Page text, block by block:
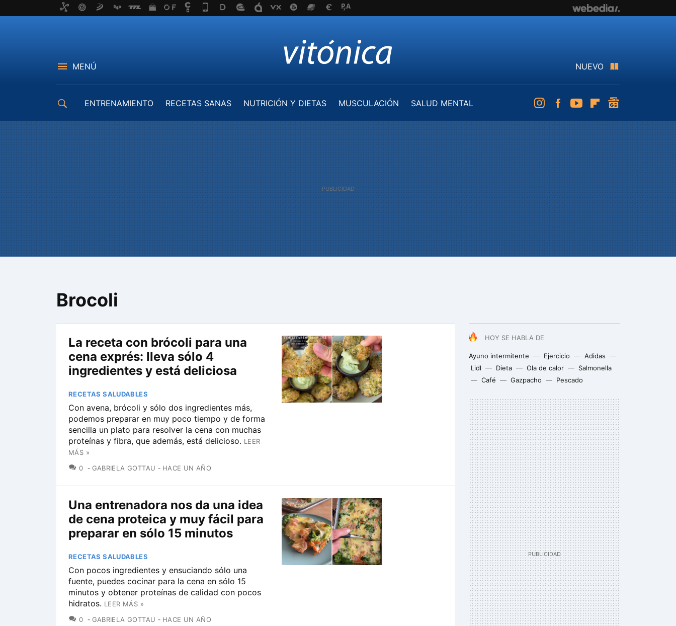
MENÚ NUEVO
ENTRENAMIENTO RECETAS SANAS NUTRICIÓN Y DIETAS MUSCULACIÓN
SALUD MENTAL
InstagramFacebookYoutubeFlipboard
Brocoli
HOY SE HABLA DE
Ayuno intermitente Ejercicio
Adidas
Lidl
Dieta Ola de calor
Salmonella
Café
Gazpacho Pescado
La receta con brócoli para una
cena exprés: lleva sólo 4
ingredientes y está deliciosa
RECETAS SALUDABLES
Con avena, brócoli y sólo dos ingredientes más,
podemos preparar en muy poco tiempo y de forma
sencilla un plato para resolver la cena con muchas
proteínas y fibra, que además, está delicioso. LEER
MÁS »
0 COMENTARIOS
GABRIELA GOTTAU HACE UN AÑO
Una entrenadora nos da una idea
de cena proteica y muy fácil para
preparar en sólo 15 minutos
RECETAS SALUDABLES
Con pocos ingredientes y ensuciando sólo una
fuente, puedes cocinar para la cena en sólo 15
minutos y obtener proteínas de calidad con pocos
hidratos. LEER MÁS »
0 COMENTARIOS
GABRIELA GOTTAU HACE UN AÑO